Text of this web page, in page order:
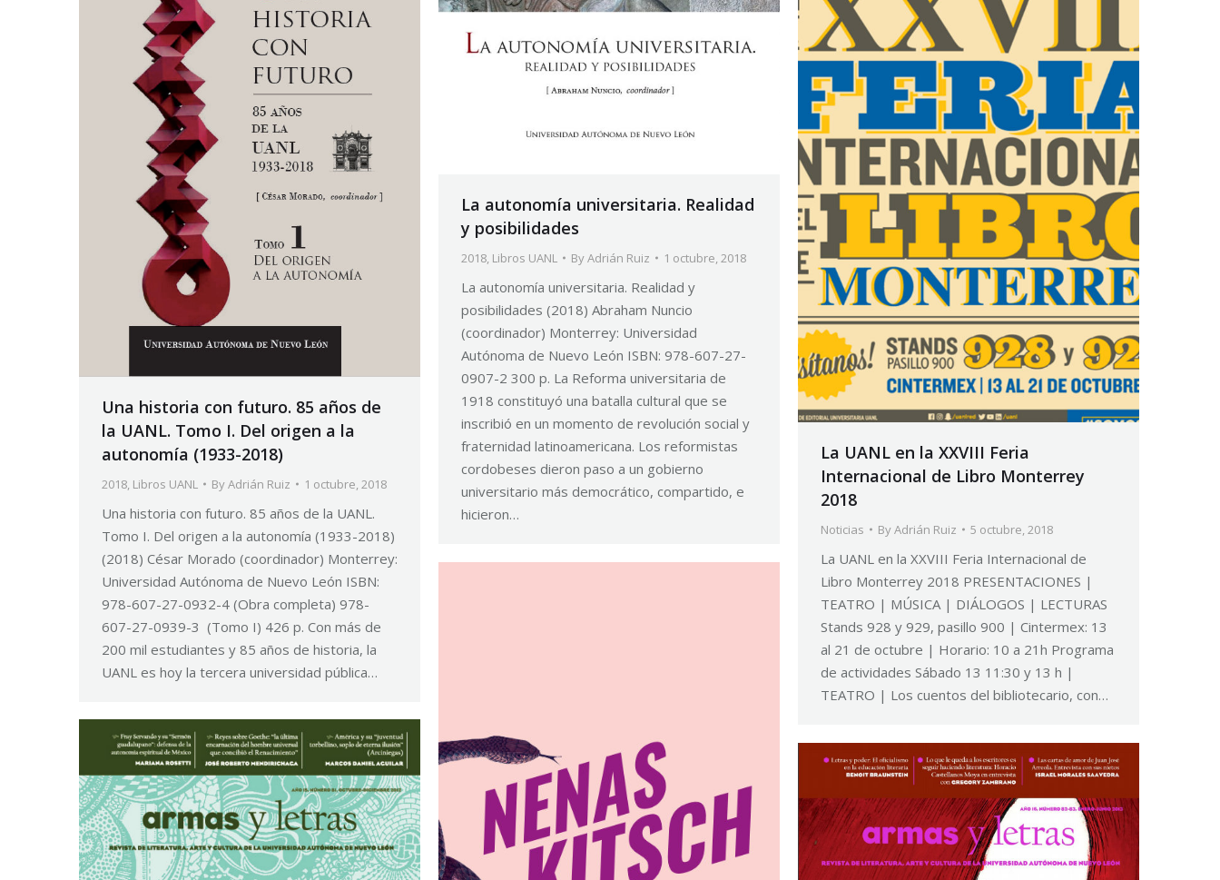
La UANL en la XXVIII Feria
Internacional de Libro Monterrey
2018
Noticias ByAdrián Ruiz 5 octubre, 2018
La UANL en la XXVIII Feria Internacional de
Libro Monterrey 2018 PRESENTACIONES |
TEATRO | MÚSICA | DIÁLOGOS | LECTURAS
Stands 928 y 929, pasillo 900 | Cintermex: 13
al 21 de octubre | Horario: 10 a 21h Programa
de actividades Sábado 13 11:30 y 13 h |
TEATRO | Los cuentos del bibliotecario, con…
La autonomía universitaria. Realidad
y posibilidades
2018, Libros UANL ByAdrián Ruiz 1 octubre, 2018
La autonomía universitaria. Realidad y
posibilidades (2018) Abraham Nuncio
(coordinador) Monterrey: Universidad
Autónoma de Nuevo León ISBN: 978-607-27-
0907-2 300 p. La Reforma universitaria de
1918 constituyó una batalla cultural que se
inscribió en un momento de revolución social y
fraternidad latinoamericana. Los reformistas
cordobeses dieron paso a un gobierno
universitario más democrático, compartido, e
hicieron…
Una historia con futuro. 85 años de
la UANL. Tomo I. Del origen a la
autonomía (1933-2018)
2018, Libros UANL ByAdrián Ruiz 1 octubre, 2018
Una historia con futuro. 85 años de la UANL.
Tomo I. Del origen a la autonomía (1933-2018)
(2018) César Morado (coordinador) Monterrey:
Universidad Autónoma de Nuevo León ISBN:
978-607-27-0932-4 (Obra completa) 978-
607-27-0939-3 (Tomo I) 426 p. Con más de
200 mil estudiantes y 85 años de historia, la
UANL es hoy la tercera universidad pública…